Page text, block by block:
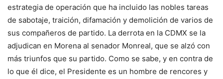
estrategia de operación que ha incluido las nobles tareas
de sabotaje, traición, difamación y demolición de varios de
sus compañeros de partido. La derrota en la CDMX se la
adjudican en Morena al senador Monreal, que se alzó con
más triunfos que su partido. Como se sabe, y en contra de
lo que él dice, el Presidente es un hombre de rencores y